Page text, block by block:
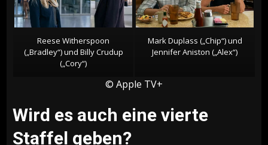
Reese Witherspoon
(„Bradley“) und Billy Crudup
(„Cory“)
Mark Duplass („Chip“) und
Jennifer Aniston („Alex“)
© Apple TV+
Wird es auch eine vierte
Staffel geben?